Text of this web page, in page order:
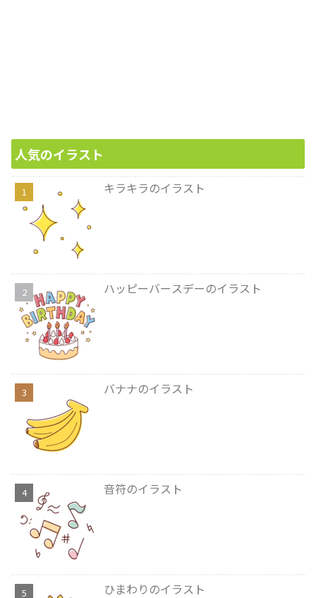
人気のイラスト
キラキラのイラスト
ハッピーバースデーのイラスト
バナナのイラスト
音符のイラスト
ひまわりのイラスト